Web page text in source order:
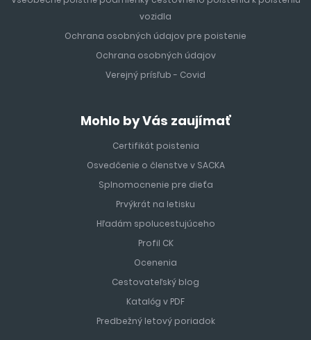
vozidla
Ochrana osobných údajov pre poistenie
Ochrana osobných údajov
Verejný prísľub - Covid
Mohlo by Vás zaujímať
Certifikát poistenia
Osvedčenie o členstve v SACKA
Splnomocnenie pre dieťa
Prvýkrát na letisku
Hľadám spolucestujúceho
Profil CK
Ocenenia
Cestovateľský blog
Katalóg v PDF
Predbežný letový poriadok